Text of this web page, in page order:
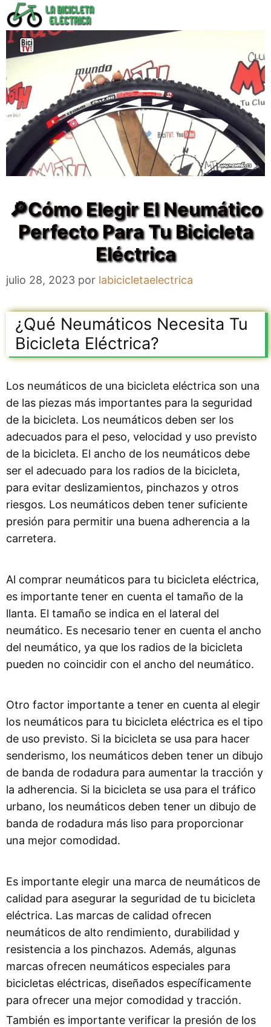
Saltar
al
contenido
🔎Cómo Elegir El Neumático
Perfecto Para Tu Bicicleta
Eléctrica
julio 28, 2023 por labicicletaelectrica
¿Qué Neumáticos Necesita Tu
Bicicleta Eléctrica?
Los neumáticos de una bicicleta eléctrica son una
de las piezas más importantes para la seguridad
de la bicicleta. Los neumáticos deben ser los
adecuados para el peso, velocidad y uso previsto
de la bicicleta. El ancho de los neumáticos debe
ser el adecuado para los radios de la bicicleta,
para evitar deslizamientos, pinchazos y otros
riesgos. Los neumáticos deben tener suficiente
presión para permitir una buena adherencia a la
carretera.
Al comprar neumáticos para tu bicicleta eléctrica,
es importante tener en cuenta el tamaño de la
llanta. El tamaño se indica en el lateral del
neumático. Es necesario tener en cuenta el ancho
del neumático, ya que los radios de la bicicleta
pueden no coincidir con el ancho del neumático.
Otro factor importante a tener en cuenta al elegir
los neumáticos para tu bicicleta eléctrica es el tipo
de uso previsto. Si la bicicleta se usa para hacer
senderismo, los neumáticos deben tener un dibujo
de banda de rodadura para aumentar la tracción y
la adherencia. Si la bicicleta se usa para el tráfico
urbano, los neumáticos deben tener un dibujo de
banda de rodadura más liso para proporcionar
una mejor comodidad.
Es importante elegir una marca de neumáticos de
calidad para asegurar la seguridad de tu bicicleta
eléctrica. Las marcas de calidad ofrecen
neumáticos de alto rendimiento, durabilidad y
resistencia a los pinchazos. Además, algunas
marcas ofrecen neumáticos especiales para
bicicletas eléctricas, diseñados específicamente
para ofrecer una mejor comodidad y tracción.
También es importante verificar la presión de los